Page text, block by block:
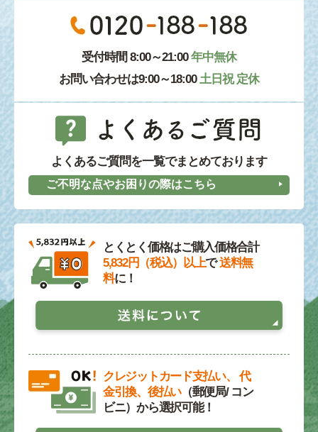
受付時間 8:00～21:00年中無休
お問い合わせは9:00～18:00 土日祝 定休
よくあるご質問を一覧でまとめております
ご不明な点やお困りの際はこちら
とくとく価格はご購入価格合計
5,832円（税込）以上で送料無
料に！
クレジットカード支払い、 代
金引換、後払い（郵便局/ コン
ビニ）から選択可能！